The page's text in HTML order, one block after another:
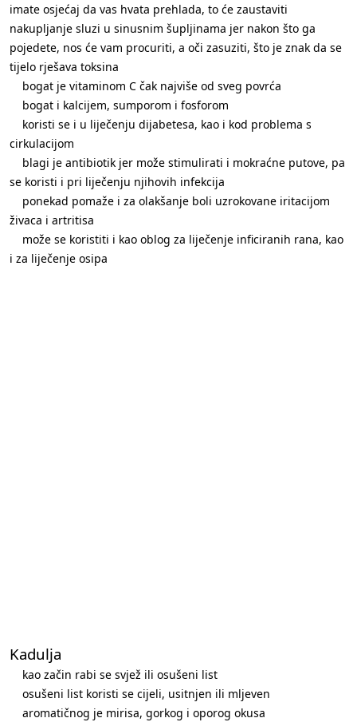
imate osjećaj da vas hvata prehlada, to će zaustaviti
nakupljanje sluzi u sinusnim šupljinama jer nakon što ga
pojedete, nos će vam procuriti, a oči zasuziti, što je znak da se
tijelo rješava toksina
bogat je vitaminom C čak najviše od sveg povrća
bogat i kalcijem, sumporom i fosforom
koristi se i u liječenju dijabetesa, kao i kod problema s
cirkulacijom
blagi je antibiotik jer može stimulirati i mokraćne putove, pa
se koristi i pri liječenju njihovih infekcija
ponekad pomaže i za olakšanje boli uzrokovane iritacijom
živaca i artritisa
može se koristiti i kao oblog za liječenje inficiranih rana, kao
i za liječenje osipa
Kadulja
kao začin rabi se svjež ili osušeni list
osušeni list koristi se cijeli, usitnjen ili mljeven
aromatičnog je mirisa, gorkog i oporog okusa